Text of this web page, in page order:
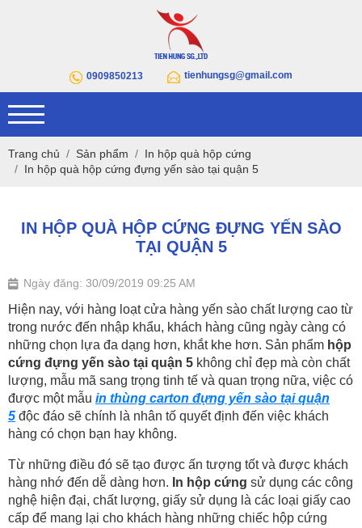
0909850213 tienhungsg@gmail.com
Trang chủ Sản phẩm
In hộp quà hộp cứng
In hộp quà hộp cứng đựng yến sào tại quận 5
IN HỘP QUÀ HỘP CỨNG ĐỰNG YẾN SÀO
TẠI QUẬN 5
Ngày đăng: 30/09/2019 09:25 AM
Hiện nay, với hàng loạt cửa hàng yến sào chất lượng cao từ
trong nước đến nhập khẩu, khách hàng cũng ngày càng có
những chọn lựa đa dạng hơn, khắt khe hơn. Sản phẩm hộp
cứng đựng yến sào tại quận 5 không chỉ đẹp mà còn chất
lượng, mẫu mã sang trọng tinh tế và quan trọng nữa, việc có
được một mẫu in thùng carton đựng yến sào tại quận
5 độc đáo sẽ chính là nhân tố quyết định đến việc khách
hàng có chọn bạn hay không.
Từ những điều đó sẽ tạo được ấn tượng tốt và được khách
hàng nhớ đến dễ dàng hơn. In hộp cứng sử dụng các công
nghệ hiện đại, chất lượng, giấy sử dụng là các loại giấy cao
cấp để mang lại cho khách hàng những chiếc hộp cứng